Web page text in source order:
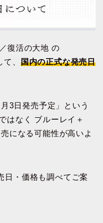
復活の大地 の
、 国内の正式な発売日
3日発売予定」という
はなく ブルーレイ＋
になる可能性が高いよ
日・価格も調べてご案